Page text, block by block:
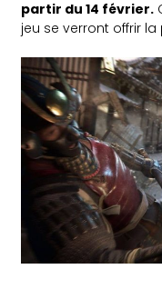
partir du 14 février.
jeu se verront offrir